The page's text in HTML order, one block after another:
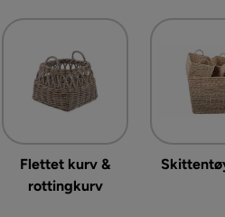
Flettet kurv &
rottingkurv